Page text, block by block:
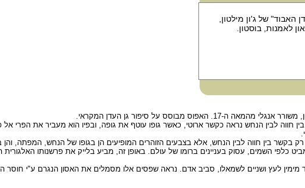
האבוד" של ג'ון מילטון,
מבוסס על סיפור גן העדן המקראי.
לבין הנחש נראה כקשר ארוטי, כאשר גופו עוטף את גופה, ובפיו הוא מעביר את הפרי אל
בקשר בין חווה לבין הנחש, אלא בצבעים הזוהרים המופיעים הן בגופו של הנחש, המפתה, והן
כלפי השמים, עסוק בעניינים ברומו של עולם. באופן זה, מביע בלייק את פרשנותו האלגורית
מימין לעץ ושניים לשמאלו, סביב אדם. נראה שפסים אלו מסמלים את האסון הנגרם ע"י חוסר